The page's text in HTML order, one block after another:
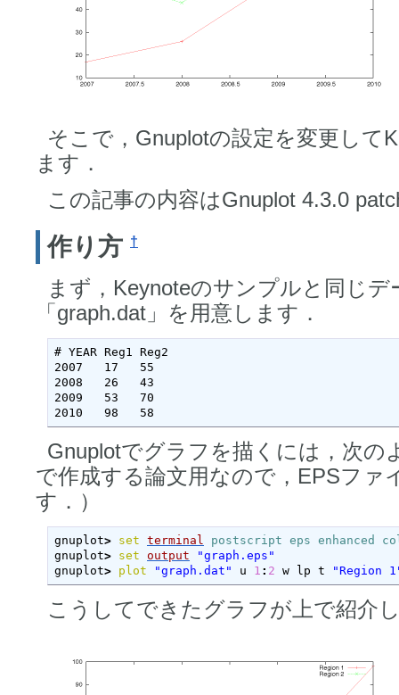
そこで，Gnuplotの設定を変更して
ます．
この記事の内容はGnuplot 4.3.0
作り方 †
まず，Keynoteのサンプルと同じ
「graph.dat」を用意します．
# YEAR Reg1 Reg2
2007   17   55
2008   26   43
2009   53   70
2010   98   58
Gnuplotでグラフを描くには，次の
で作成する論文用なので，EPSファ
す．）
gnuplot> set terminal postscript eps enhanced
gnuplot> set output
"graph.eps"
gnuplot> plot "graph.dat" u 1 : 2 w lp t "Region
こうしてできたグラフが上で紹介